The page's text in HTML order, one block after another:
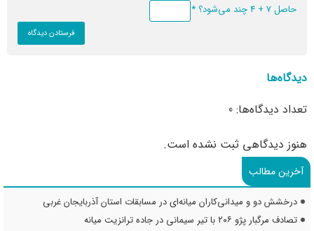
حاصل 7 + 4 چند می‌شود؟ *
دیدگاه‌ها
تعداد دیدگاه‌ها: 0
هنوز دیدگاهی ثبت نشده است.
آخرین مطالب
درخشش دو و میدانی‌کاران میانه‌ای در مسابقات استان آذربایجان غربی
تصادف مرگبار پژو ۲۰۶ با تیر سیمانی در جاده ترانزیت میانه